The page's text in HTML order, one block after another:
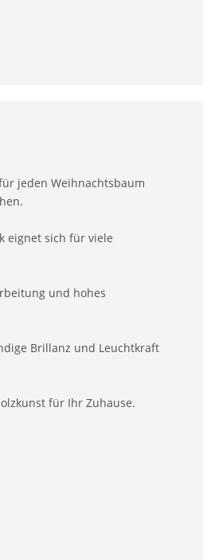
jeden Weihnachtsbaum
eignet sich für viele
und hohes
Brillanz und Leuchtkraft
für Ihr Zuhause.